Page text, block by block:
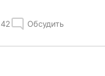
42 Обсудить